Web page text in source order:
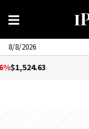
8/8/2026